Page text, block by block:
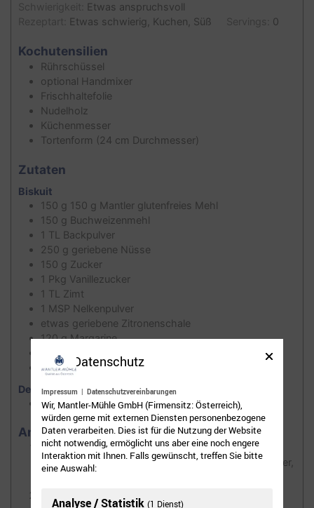
Etwas anspruchsvoll
Etwas schwierig, Kuchen, Süß 0
Kochutensilien
Rührschüssel
optional Handmixer
Frischhaltefolie
Nudelholz
Küchenmesser
Tortenform (24 cm Durchmesser)
Zutaten
Biskuit
150 g 150 g Mantler glutenfreies Mehl
150 g Buchweizenmehl
1 TL
Backpulver
250 g geriebene Nüsse
150 g Zucker
1 Pkg Vanillezucker
1 TL
Zimt
1 MSP Nelkenpulver
etwas geriebene Zitronenschale
120 g Margarine
Eier
400g Ribiselmarmelade
Dekor
Mandeln, gehobelt
Anleitungen
Das glutenfreie Mehl mit Buchweizenmehl,
Backpulver, geriebenen Nüssen, Zucker, Vanillezucker,
Von den beiden Eiern ein Ei trennen und davon das
Datenschutz
Impressum | Datenschutzvereinbarungen
Wir, Mantler-Mühle GmbH (Firmensitz: Österreich),
würden gerne mit externen Diensten personenbezogene
Daten verarbeiten. Dies ist für die Nutzung der Website
nicht notwendig, ermöglicht uns aber eine noch engere
Interaktion mit Ihnen. Falls gewünscht, treffen Sie bitte
eine Auswahl:
Analyse / Statistik (1 Dienst)